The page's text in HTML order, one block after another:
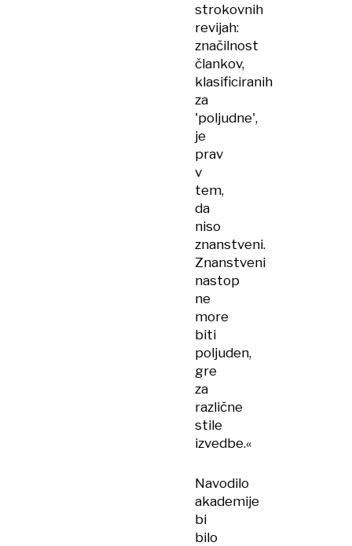
strokovnih
revijah:
značilnost
člankov,
klasificiranih
za
'poljudne',
je
prav
v
tem,
da
niso
znanstveni.
Znanstveni
nastop
ne
more
biti
poljuden,
gre
za
različne
stile
izvedbe.«
Navodilo
akademije
bi
bilo